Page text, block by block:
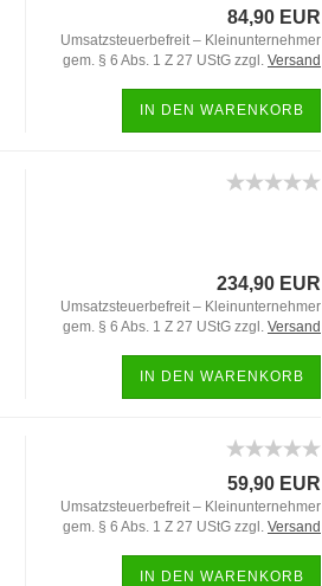
84,90 EUR
Umsatzsteuerbefreit – Kleinunternehmer
gem. § 6 Abs. 1 Z 27 UStG zzgl. Versand
IN DEN WARENKORB
234,90 EUR
Umsatzsteuerbefreit – Kleinunternehmer
gem. § 6 Abs. 1 Z 27 UStG zzgl. Versand
IN DEN WARENKORB
59,90 EUR
Umsatzsteuerbefreit – Kleinunternehmer
gem. § 6 Abs. 1 Z 27 UStG zzgl. Versand
IN DEN WARENKORB